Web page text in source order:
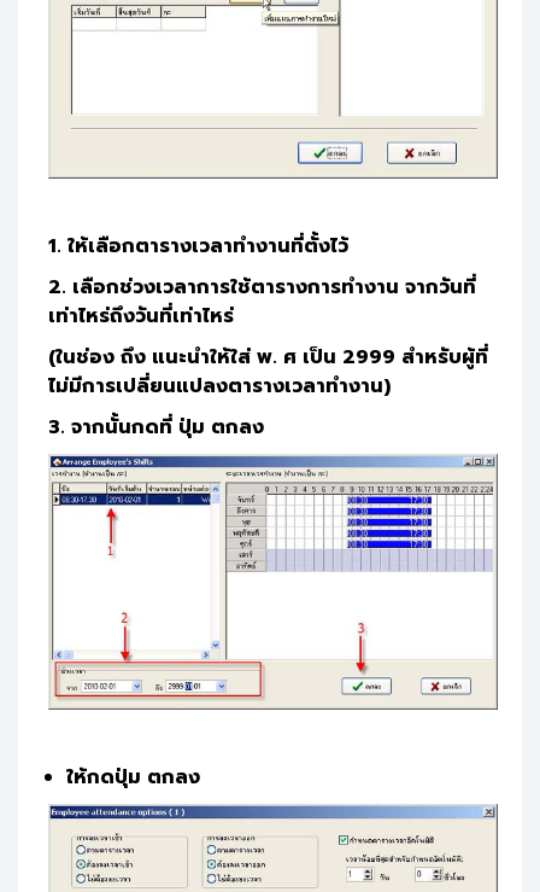
1. ให้เลือกตารางเวลาทำงานที่ตั้งไว้
2. เลือกช่วงเวลาการใช้ตารางการทำงาน จากวันที่
เท่าไหร่ถึงวันที่เท่าไหร่
(ในช่อง ถึง แนะนำให้ใส่ พ. ศ เป็น 2999 สำหรับผู้ที่
ไม่มีการเปลี่ยนแปลงตารางเวลาทำงาน)
3. จากนั้นกดที่ ปุ่ม ตกลง
ให้กดปุ่ม ตกลง